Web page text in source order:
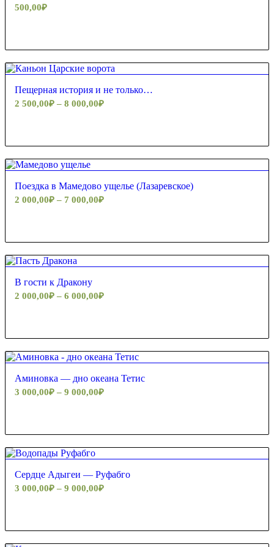
500,00₽
Пещерная история и не только…
2 500,00₽ – 8 000,00₽
Поездка в Мамедово ущелье (Лазаревское)
2 000,00₽ – 7 000,00₽
В гости к Дракону
2 000,00₽ – 6 000,00₽
5.00
Аминовка — дно океана Тетис
3 000,00₽ – 9 000,00₽
Сердце Адыгеи — Руфабго
3 000,00₽ – 9 000,00₽